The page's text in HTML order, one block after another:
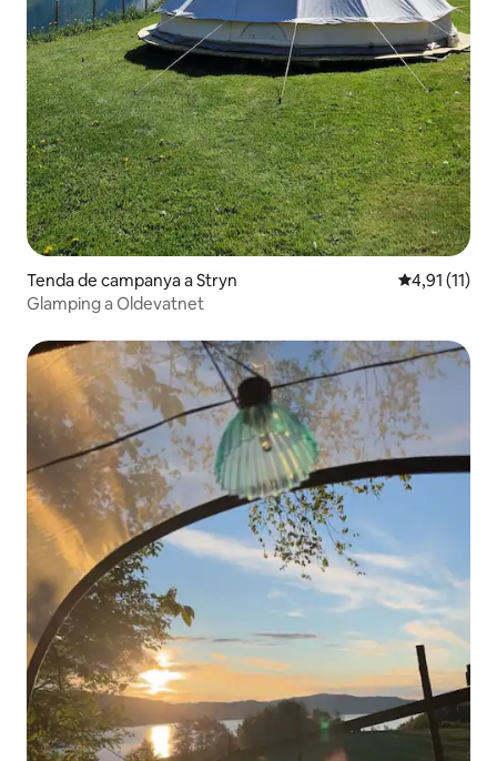
Tenda de campanya a Stryn 4,91 de
4,91 (11)
Glamping a Oldevatnet